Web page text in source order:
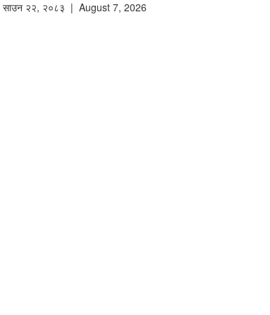
साउन २२, २०८३ | August 7, 2026